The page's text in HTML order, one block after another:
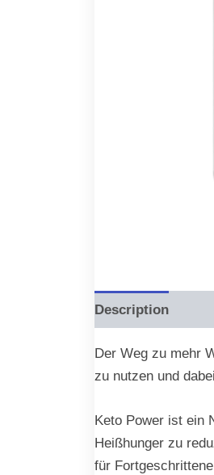
Description
Der Weg zu mehr
zu nutzen und
Keto Power ist ein
Heißhunger zu
für